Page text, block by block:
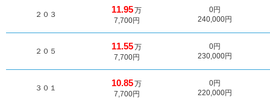
２０３ 11.95万
7,700円
0円
240,000円
２０５ 11.55万
7,700円
0円
230,000円
３０１ 10.85万
7,700円
0円
220,000円